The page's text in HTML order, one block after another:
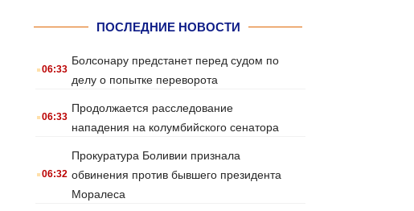
ПОСЛЕДНИЕ НОВОСТИ
.06:33
Болсонару предстанет перед судом по
делу о попытке переворота
.06:33
Продолжается расследование
нападения на колумбийского сенатора
.06:32
Прокуратура Боливии признала
обвинения против бывшего президента
Моралеса